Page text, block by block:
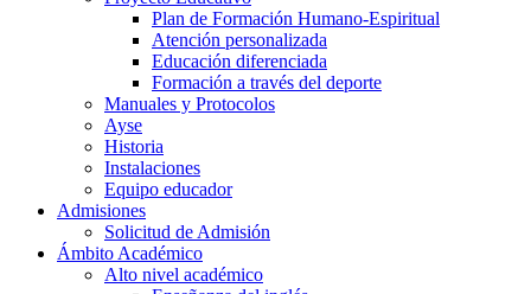
Plan de Formación Humano-Espiritual
Atención personalizada
Educación diferenciada
Formación a través del deporte
Manuales y Protocolos
Ayse
Historia
Instalaciones
Equipo educador
Admisiones
Solicitud de Admisión
Ámbito Académico
Alto nivel académico